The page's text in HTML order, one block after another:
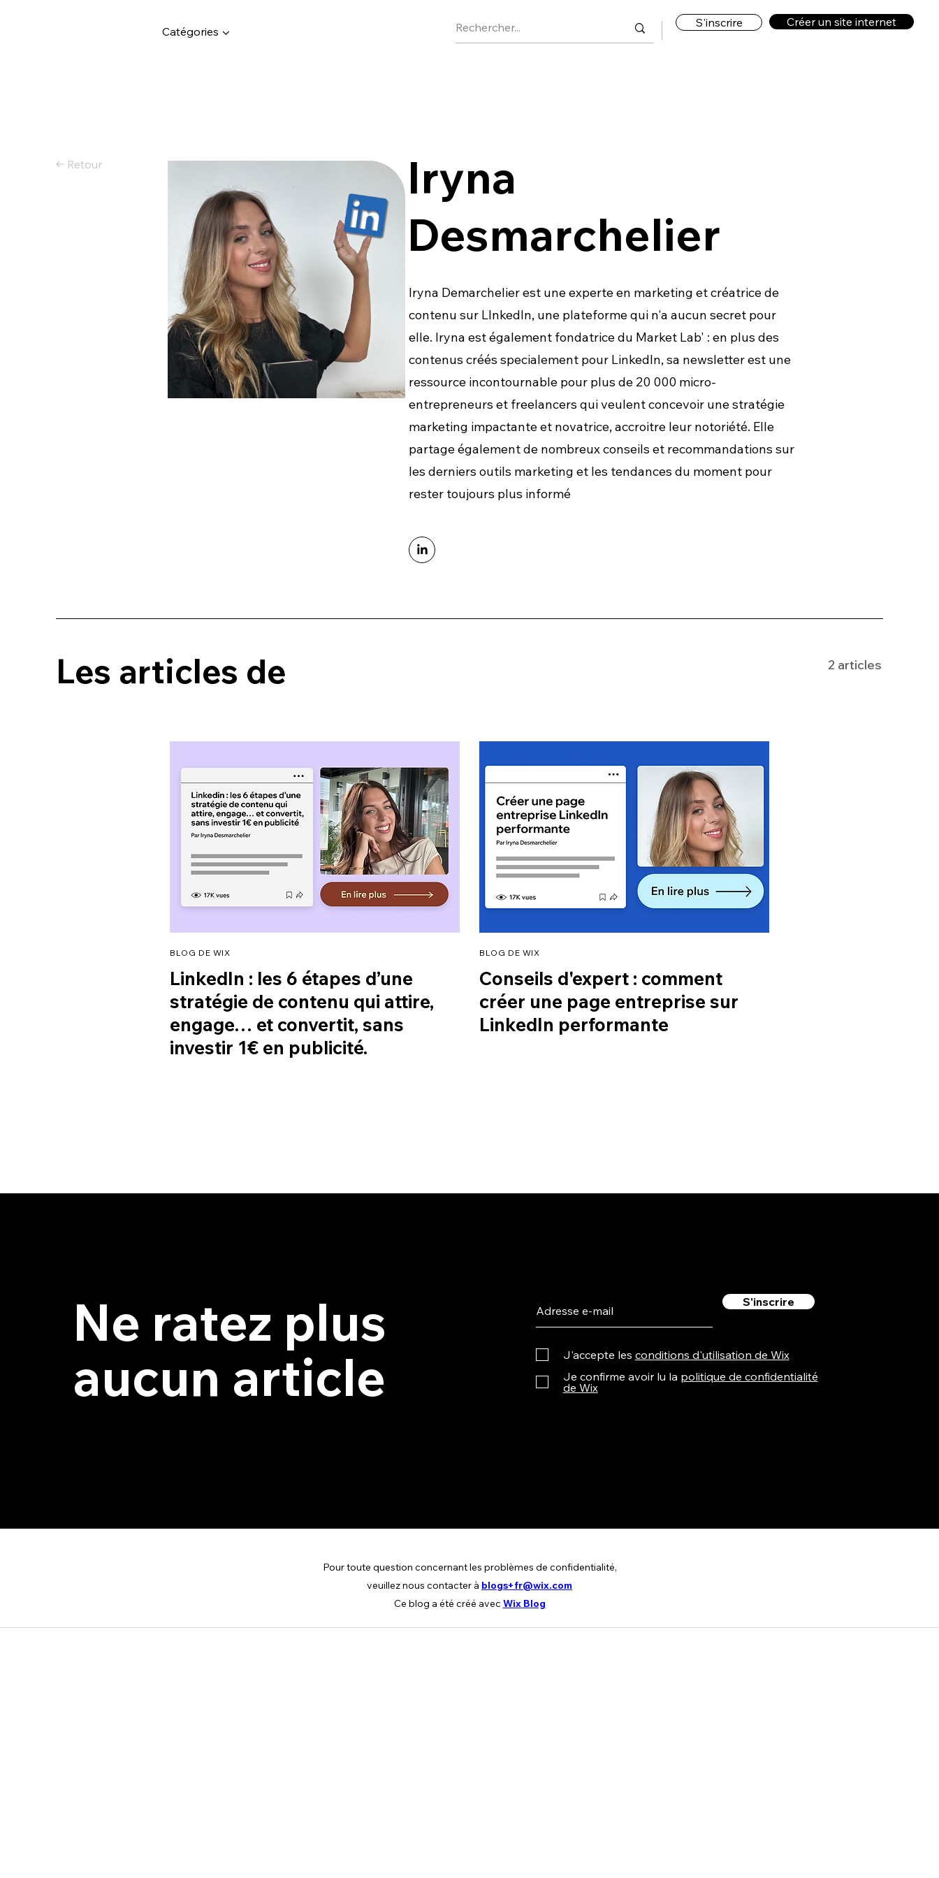
Catégories ▼
S'inscrire Créer un site internet
Retour
Iryna
Desmarchelier
Iryna Demarchelier est une experte en marketing et créatrice de
contenu sur LInkedIn, une plateforme qui n'a aucun secret pour
elle. Iryna est également fondatrice du Market Lab' : en plus des
contenus créés specialement pour LinkedIn, sa newsletter est une
ressource incontournable pour plus de 20 000 micro-
entrepreneurs et freelancers qui veulent concevoir une stratégie
marketing impactante et novatrice, accroitre leur notoriété. Elle
partage également de nombreux conseils et recommandations sur
les derniers outils marketing et les tendances du moment pour
rester toujours plus informé
Les articles de 2 articles
BLOG DE WIX
LinkedIn : les 6 étapes d’une
stratégie de contenu qui attire,
engage… et convertit, sans
investir 1€ en publicité.
BLOG DE WIX
Conseils d'expert : comment
créer une page entreprise sur
LinkedIn performante
Ne ratez plus
aucun article
S'inscrire
J'accepte les conditions d'utilisation de Wix
Je confirme avoir lu la politique de confidentialité
de Wix
Pour toute question concernant les problèmes de confidentialité,
veuillez nous contacter à blogs+fr@wix.com
Ce blog a été créé avec Wix Blog